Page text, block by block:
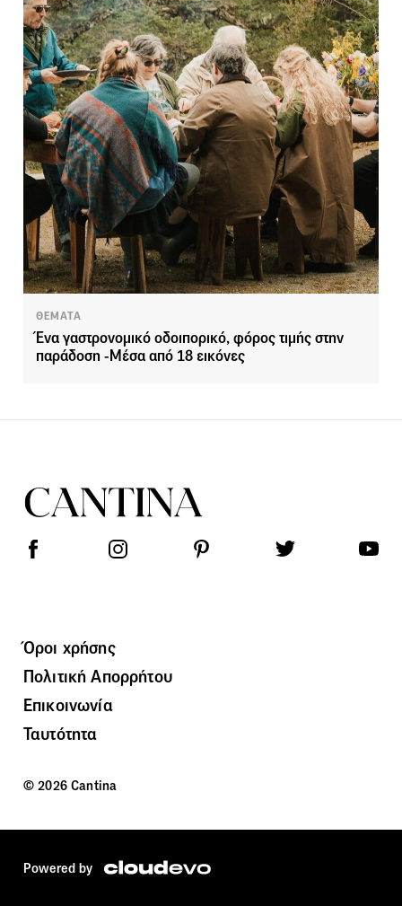
ΘΕΜΑΤΑ
Ένα γαστρονομικό οδοιπορικό, φόρος τιμής στην
παράδοση -Μέσα από 18 εικόνες
Όροι χρήσης
Πολιτική Απορρήτου
Επικοινωνία
Ταυτότητα
© 2026 Cantina
Powered by